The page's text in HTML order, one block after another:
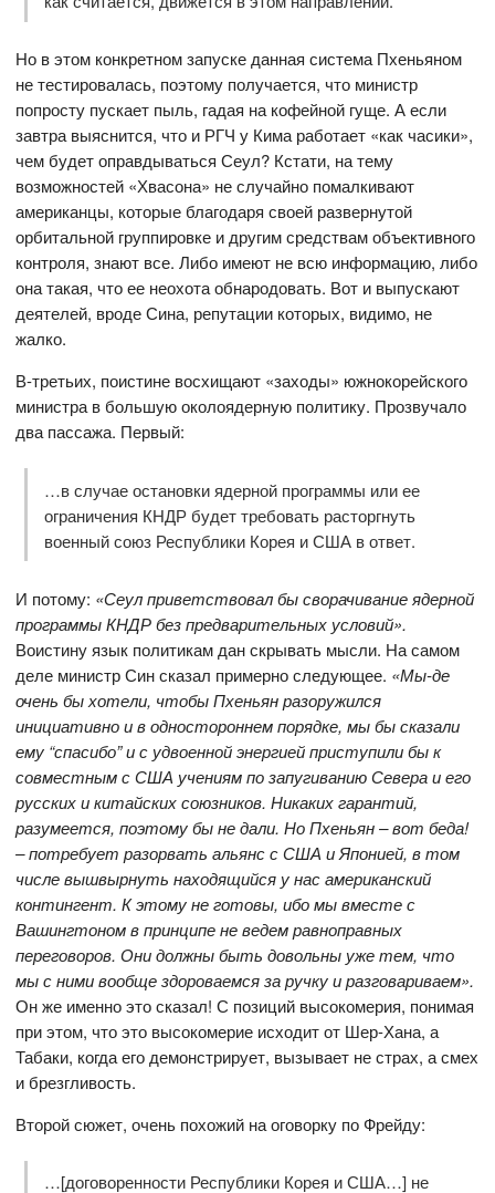
Но в этом конкретном запуске данная система Пхеньяном
не тестировалась, поэтому получается, что министр
попросту пускает пыль, гадая на кофейной гуще. А если
завтра выяснится, что и РГЧ у Кима работает «как часики»,
чем будет оправдываться Сеул? Кстати, на тему
возможностей «Хвасона» не случайно помалкивают
американцы, которые благодаря своей развернутой
орбитальной группировке и другим средствам объективного
контроля, знают все. Либо имеют не всю информацию, либо
она такая, что ее неохота обнародовать. Вот и выпускают
деятелей, вроде Сина, репутации которых, видимо, не
жалко.
В-третьих, поистине восхищают «заходы» южнокорейского
министра в большую околоядерную политику. Прозвучало
два пассажа. Первый:
…в случае остановки ядерной программы или ее
ограничения КНДР будет требовать расторгнуть
военный союз Республики Корея и США в ответ.
И потому: «Сеул приветствовал бы сворачивание ядерной
программы КНДР без предварительных условий».
Воистину язык политикам дан скрывать мысли. На самом
деле министр Син сказал примерно следующее. «Мы-де
очень бы хотели, чтобы Пхеньян разоружился
инициативно и в одностороннем порядке, мы бы сказали
ему “спасибо” и с удвоенной энергией приступили бы к
совместным с США учениям по запугиванию Севера и его
русских и китайских союзников. Никаких гарантий,
разумеется, поэтому бы не дали. Но Пхеньян – вот беда!
– потребует разорвать альянс с США и Японией, в том
числе вышвырнуть находящийся у нас американский
контингент. К этому не готовы, ибо мы вместе с
Вашингтоном в принципе не ведем равноправных
переговоров. Они должны быть довольны уже тем, что
мы с ними вообще здороваемся за ручку и разговариваем».
Он же именно это сказал! С позиций высокомерия, понимая
при этом, что это высокомерие исходит от Шер-Хана, а
Табаки, когда его демонстрирует, вызывает не страх, а смех
и брезгливость.
Второй сюжет, очень похожий на оговорку по Фрейду:
…[договоренности Республики Корея и США…] не